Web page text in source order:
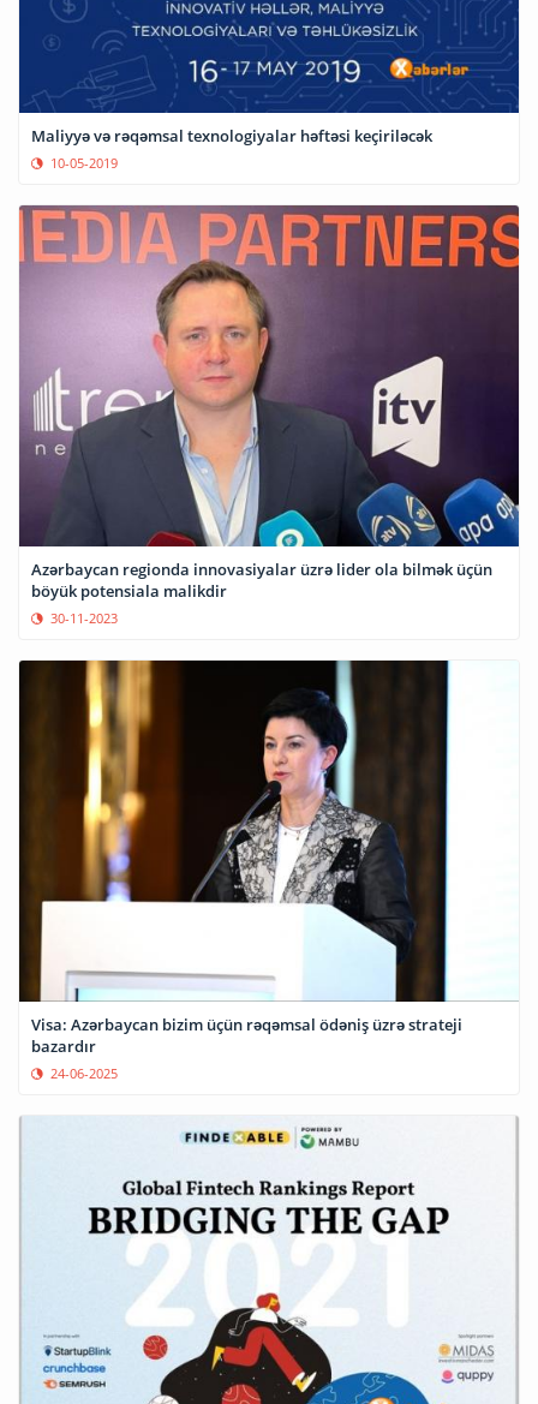
Maliyyə və rəqəmsal texnologiyalar həftəsi keçiriləcək
10-05-2019
Azərbaycan regionda innovasiyalar üzrə lider ola bilmək üçün
böyük potensiala malikdir
30-11-2023
Visa: Azərbaycan bizim üçün rəqəmsal ödəniş üzrə strateji
bazardır
24-06-2025